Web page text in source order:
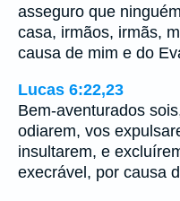
asseguro que
casa, irmãos, irmãs,
causa de mim e do
Lucas 6:22,23
Bem-aventurados
odiarem, vos
insultarem, e
execrável, por causa